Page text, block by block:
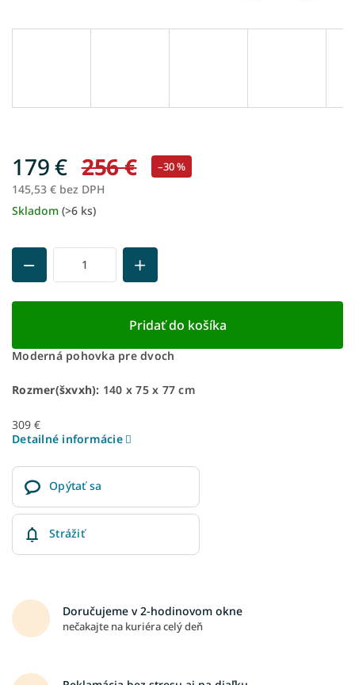
256 € –30 %
179 €
145,53 € bez DPH
Jednotková
Skladom (>6 ks)
Pridať do košíka
Moderná pohovka pre dvoch
Rozmer(šxvxh): 140 x 75 x 77 cm
309 €
Detailné informácie
Opýtať sa
Strážiť
Doručujeme v 2-hodinovom okne
nečakajte na kuriéra celý deň